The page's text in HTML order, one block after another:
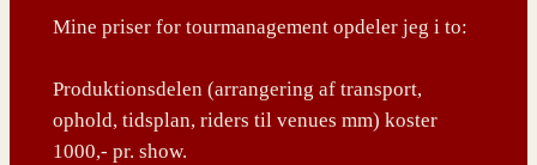
Mine priser for tourmanagement opdeler jeg i to:
Produktionsdelen (arrangering af transport,
ophold, tidsplan, riders til venues mm) koster
1000,- pr. show.